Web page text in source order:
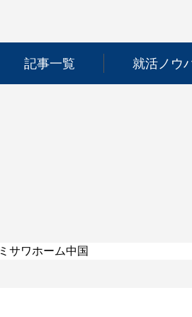
記事一覧 就活ノウ
ミサワホーム中国